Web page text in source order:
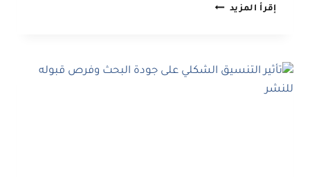
إقرأ المزيد عدد
على
الترقية